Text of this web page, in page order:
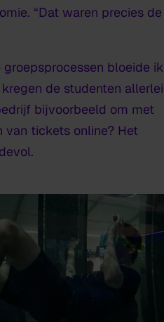
“Dat waren precies de
bloeide ik
de studenten allerlei
bijvoorbeeld om met
van tickets online? Het